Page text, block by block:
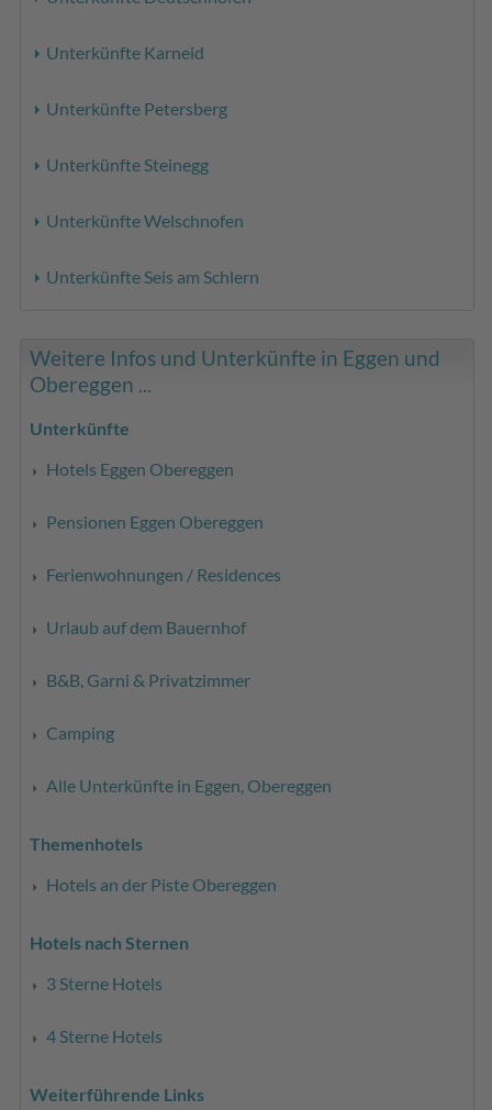
Unterkünfte Karneid
Unterkünfte Petersberg
Unterkünfte Steinegg
Unterkünfte Welschnofen
Unterkünfte Seis am Schlern
Weitere Infos und Unterkünfte in Eggen und
Obereggen ...
Unterkünfte
Hotels Eggen Obereggen
Pensionen Eggen Obereggen
Ferienwohnungen / Residences
Urlaub auf dem Bauernhof
B&B, Garni & Privatzimmer
Camping
Alle Unterkünfte in Eggen, Obereggen
Themenhotels
Hotels an der Piste Obereggen
Hotels nach Sternen
3 Sterne Hotels
4 Sterne Hotels
Weiterführende Links